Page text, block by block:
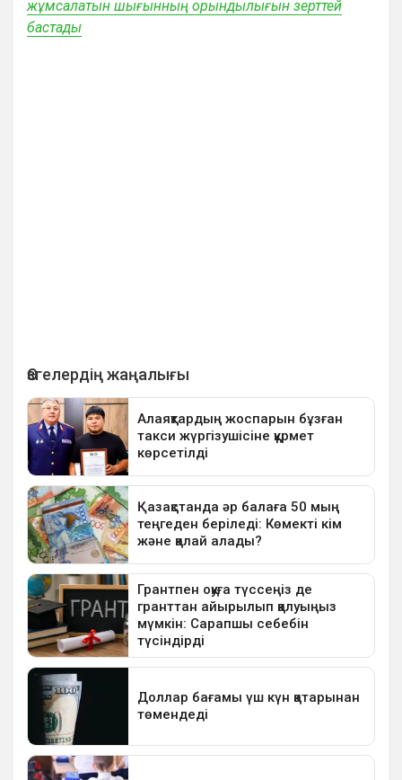
жұмсалатын шығынның орындылығын зерттей
бастады